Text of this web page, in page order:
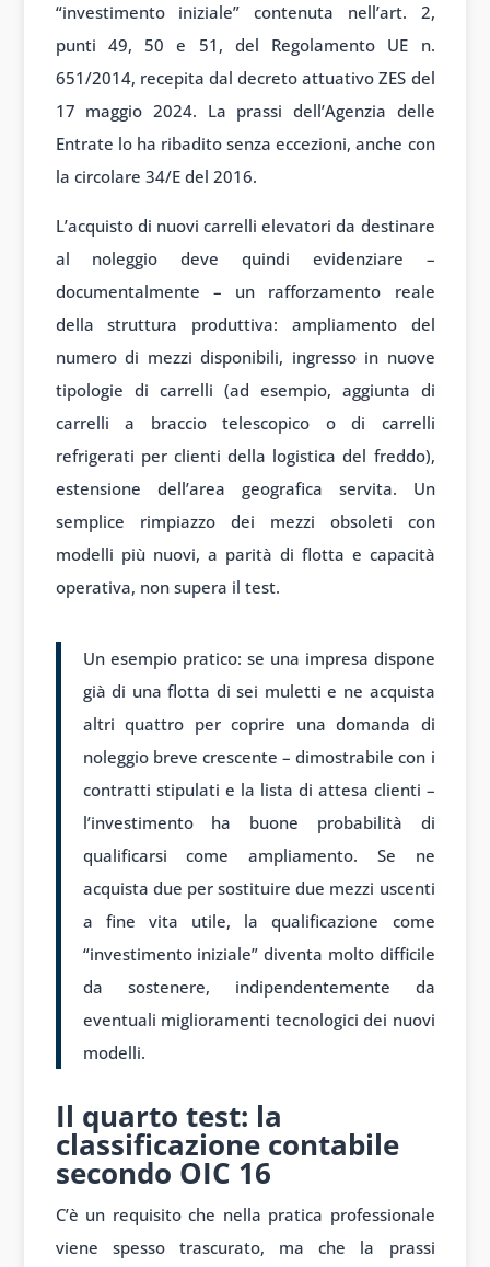
“investimento iniziale” contenuta nell’art. 2,
punti 49, 50 e 51, del Regolamento UE n.
651/2014, recepita dal decreto attuativo ZES del
17 maggio 2024. La prassi dell’Agenzia delle
Entrate lo ha ribadito senza eccezioni, anche con
la circolare 34/E del 2016.
L’acquisto di nuovi carrelli elevatori da destinare
al noleggio deve quindi evidenziare –
documentalmente – un rafforzamento reale
della struttura produttiva: ampliamento del
numero di mezzi disponibili, ingresso in nuove
tipologie di carrelli (ad esempio, aggiunta di
carrelli a braccio telescopico o di carrelli
refrigerati per clienti della logistica del freddo),
estensione dell’area geografica servita. Un
semplice rimpiazzo dei mezzi obsoleti con
modelli più nuovi, a parità di flotta e capacità
operativa, non supera il test.
Un esempio pratico: se una impresa dispone
già di una flotta di sei muletti e ne acquista
altri quattro per coprire una domanda di
noleggio breve crescente – dimostrabile con i
contratti stipulati e la lista di attesa clienti –
l’investimento ha buone probabilità di
qualificarsi come ampliamento. Se ne
acquista due per sostituire due mezzi uscenti
a fine vita utile, la qualificazione come
“investimento iniziale” diventa molto difficile
da sostenere, indipendentemente da
eventuali miglioramenti tecnologici dei nuovi
modelli.
Il quarto test: la
classificazione contabile
secondo OIC 16
C’è un requisito che nella pratica professionale
viene spesso trascurato, ma che la prassi